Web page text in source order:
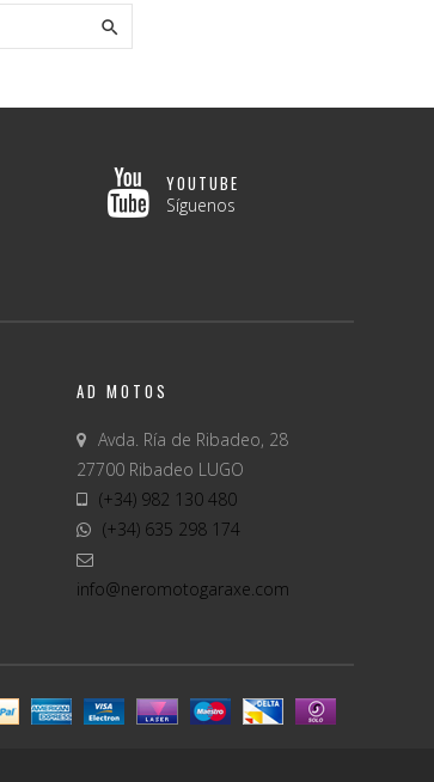

YOUTUBE
Síguenos
AD MOTOS
Avda. Ría de Ribadeo, 28
27700 Ribadeo LUGO
(+34) 982 130 480
(+34) 635 298 174
info@neromotogaraxe.com